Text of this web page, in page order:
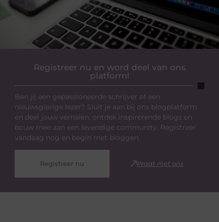
Registreer nu en word deel van ons
platform!
Ben jij een gepassioneerde schrijver of een
nieuwsgierige lezer? Sluit je aan bij ons blogplatform
en deel jouw verhalen, ontdek inspirerende blogs en
bouw mee aan een levendige community. Registreer
vandaag nog en begin met bloggen.
Registreer nu Praat met ons